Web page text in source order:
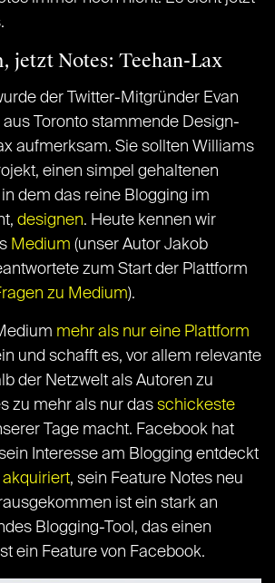
jetzt Notes: Teehan-Lax
der Twitter-Mitgründer Evan
Toronto stammende Design-
aufmerksam. Sie sollten Williams
einen simpel gehaltenen
dem das reine Blogging im
designen. Heute kennen wir
Medium (unser Autor Jakob
zum Start der Plattform
zu Medium).
mehr als nur eine Plattform
und schafft es, vor allem relevante
der Netzwelt als Autoren zu
zu mehr als nur das schickeste
Tage macht. Facebook hat
Interesse am Blogging entdeckt
akquiriert, sein Feature Notes neu
ist ein stark an
Blogging-Tool, das einen
ein Feature von Facebook.